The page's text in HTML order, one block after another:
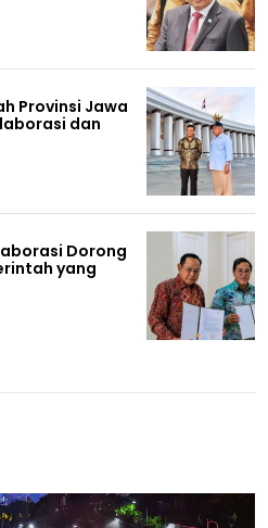
Provinsi Jawa
dan
Dorong
yang